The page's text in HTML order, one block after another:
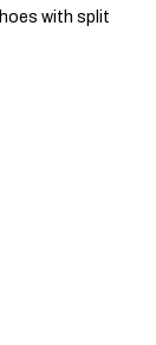
with split